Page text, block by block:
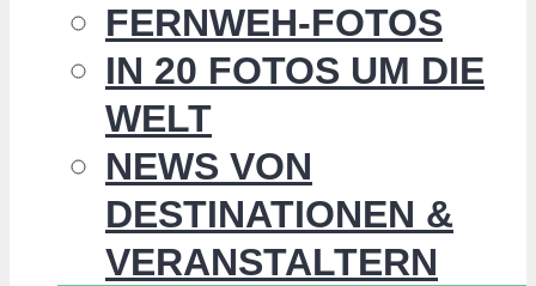
FERNWEH-FOTOS
IN 20 FOTOS UM DIE
WELT
NEWS VON
DESTINATIONEN &
VERANSTALTERN